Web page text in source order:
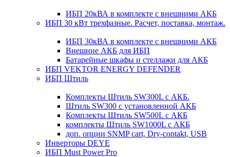
ИБП 20кВА в комплекте с внешними АКБ
ИБП 30 кВт трехфазные. Расчет, поставка, монтаж.
ИБП 30кВА в комплекте с внешними АКБ
Внешние АКБ для ИБП
Батарейные шкафы и стеллажи для АКБ
ИБП VEKTOR ENERGY DEFENDER
ИБП Штиль
Комплекты Штиль SW300L с АКБ.
Штиль SW300 с установленной АКБ
Комплекты Штиль SW500L с АКБ
комплекты Штиль SW1000L с АКБ
доп. опции SNMP cart, Dry-contakt, USB
Инверторы DEYE
ИБП Must Power Pro